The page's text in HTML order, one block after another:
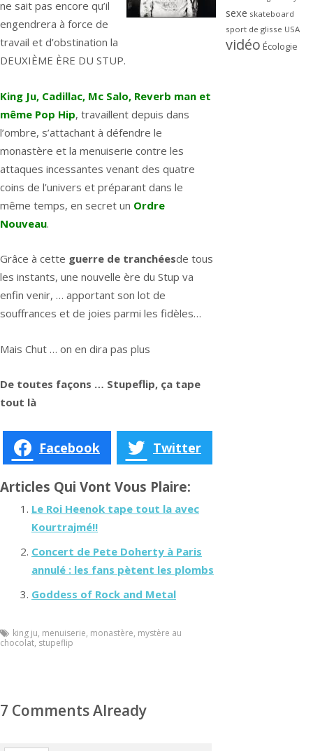
ne sait pas encore qu’il
engendrera à force de
travail et d’obstination la
DEUXIÈME ÈRE DU STUP.
King Ju, Cadillac, Mc Salo, Reverb man et
même Pop Hip, travaillent depuis dans
l’ombre, s’attachant à défendre le
monastère et la menuiserie contre les
attaques incessantes venant des quatre
coins de l’univers et préparant dans le
même temps, en secret un Ordre
Nouveau.
Grâce à cette guerre de tranchéesde tous
les instants, une nouvelle ère du Stup va
enfin venir, … apportant son lot de
souffrances et de joies parmi les fidèles…
Mais Chut … on en dira pas plus
De toutes façons … Stupeflip, ça tape
tout là
Facebook Twitter
Articles Qui Vont Vous Plaire:
Le Roi Heenok tape tout la avec
Kourtrajmé!!
Concert de Pete Doherty à Paris
annulé : les fans pètent les plombs
Goddess of Rock and Metal
king ju, menuiserie, monastère, mystère au
chocolat, stupeflip
7 Comments Already
sexe skateboard
sport de glisse USA
vidéo Écologie